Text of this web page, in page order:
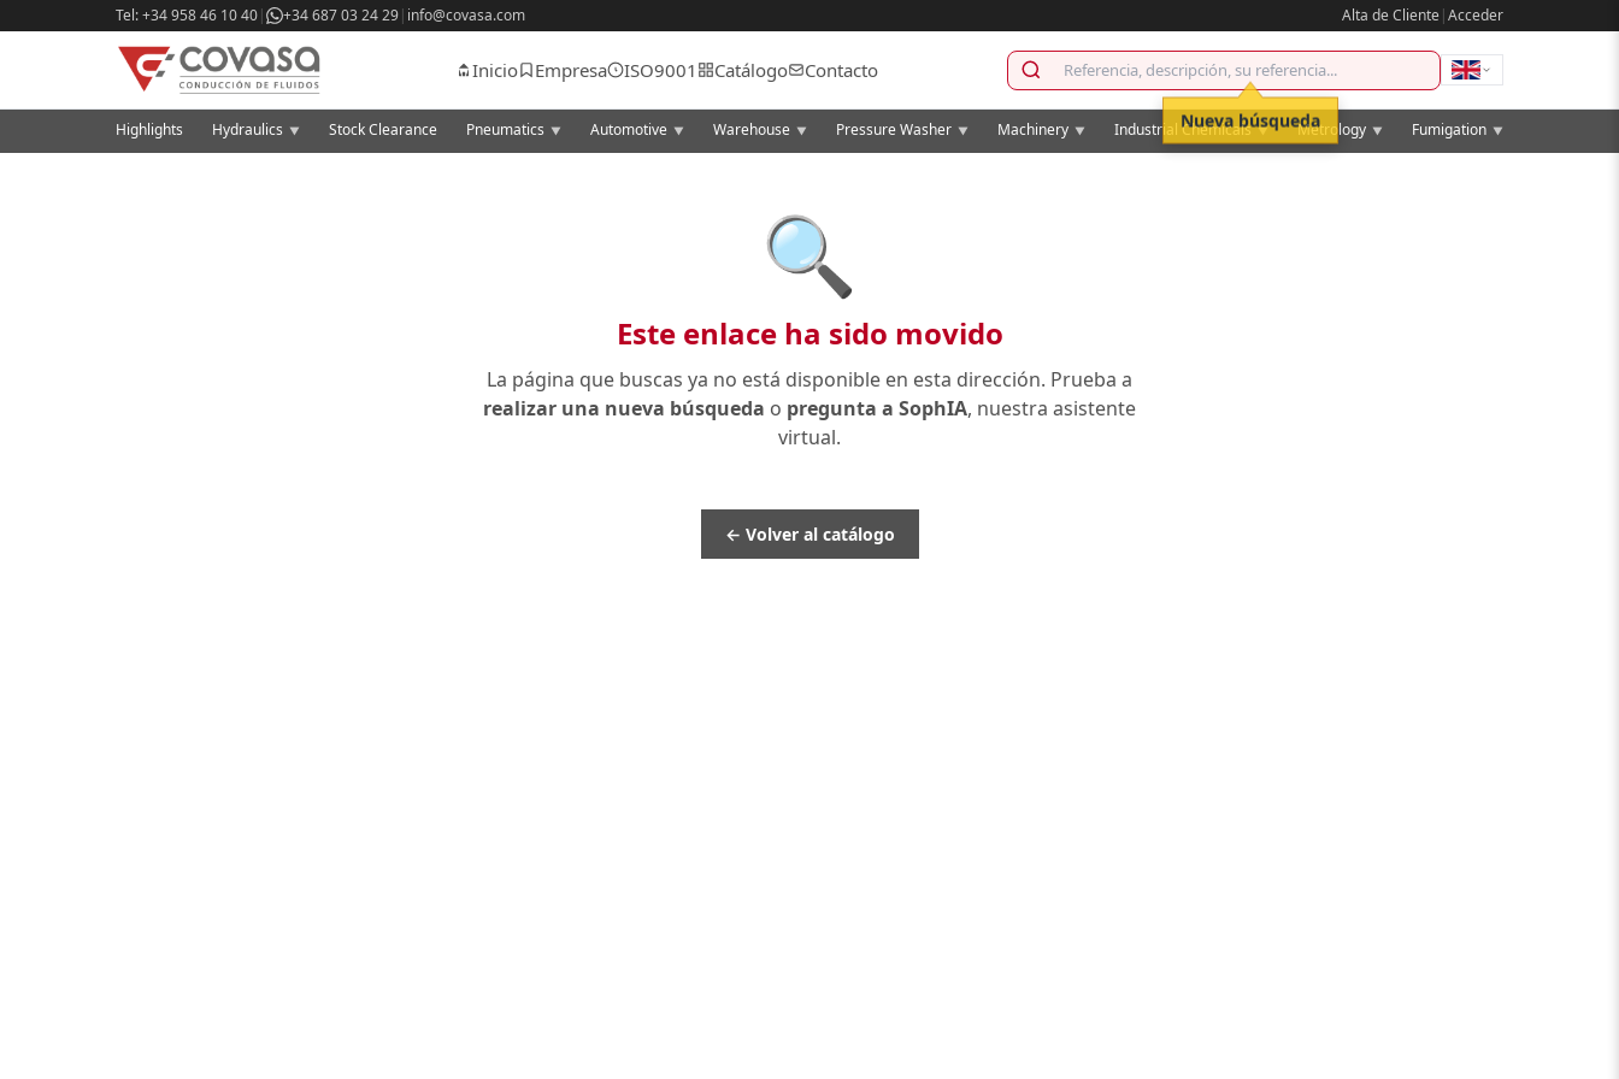
Tel: +34 958 46 10 40| +34 687 03 24 29| info@covasa.com Alta de Cliente|Acceder
Inicio Empresa ISO9001 Catálogo Contacto
Highlights Hydraulics ▼ Stock Clearance Pneumatics ▼ Automotive ▼ Warehouse ▼ Pressure Washer ▼ Machinery ▼ Industrial Chemicals▼ Metrology ▼ Fumigation ▼
🔍
Este enlace ha sido movido
La página que buscas ya no está disponible en esta dirección. Prueba a
realizar una nueva búsqueda o pregunta a SophIA, nuestra asistente
virtual.
Nueva búsqueda
← Volver al catálogo